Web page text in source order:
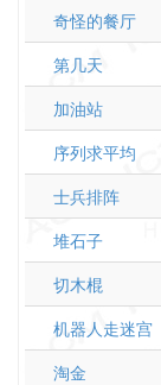
奇怪的餐厅
第几天
加油站
序列求平均
士兵排阵
堆石子
切木棍
机器人走迷宫
淘金